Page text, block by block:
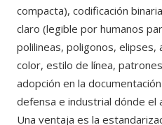
compacta), codificación
claro (legible por humanos
polilineas, poligonos,
color, estilo de línea,
adopción en la
defensa e industrial dónde el
Una ventaja es la